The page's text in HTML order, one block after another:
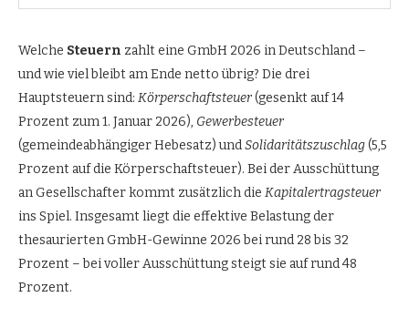
Welche Steuern zahlt eine GmbH 2026 in Deutschland –
und wie viel bleibt am Ende netto übrig? Die drei
Hauptsteuern sind: Körperschaftsteuer(gesenkt auf 14
Prozent zum 1. Januar 2026), Gewerbesteuer
(gemeindeabhängiger Hebesatz) undSolidaritätszuschlag(5,5
Prozent auf die Körperschaftsteuer). Bei der Ausschüttung
an Gesellschafter kommt zusätzlich die Kapitalertragsteuer
ins Spiel. Insgesamt liegt die effektive Belastung der
thesaurierten GmbH-Gewinne 2026 bei rund 28 bis 32
Prozent – bei voller Ausschüttung steigt sie auf rund 48
Prozent.